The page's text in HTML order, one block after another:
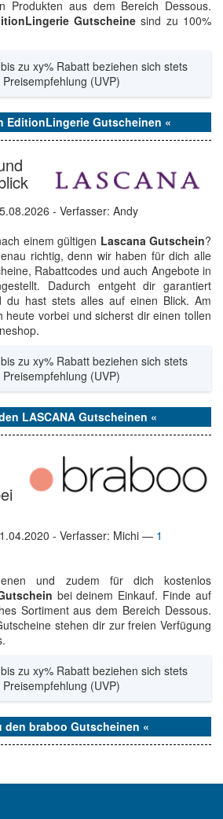
Produkten aus dem Bereich Dessous.
Gutscheine sind zu 100%
zu xy% Rabatt beziehen sich stets
(UVP)
EditionLingerie Gutscheinen «
- Verfasser: Andy
einem gültigen Lascana Gutschein?
richtig, denn wir haben für dich alle
Rabattcodes und auch Angebote in
Dadurch entgeht dir garantiert
du hast stets alles auf einen Blick. Am
heute vorbei und sicherst dir einen tollen
zu xy% Rabatt beziehen sich stets
(UVP)
LASCANA Gutscheinen «
- Verfasser: Michi — 1
und zudem für dich kostenlos
bei deinem Einkauf. Finde auf
Sortiment aus dem Bereich Dessous.
stehen dir zur freien Verfügung
zu xy% Rabatt beziehen sich stets
(UVP)
den braboo Gutscheinen «